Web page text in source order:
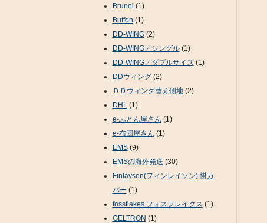
Brunei (1)
Buffon (1)
DD-WING(2)
DD-WING／シングル(1)
DD-WING／ダブルサイズ(1)
DDウィング(2)
ＤＤウィング替え側地(2)
DHL(1)
e-ふとん屋さん (1)
e-布団屋さん (1)
EMS(9)
EMSの海外発送 (30)
Finlayson(フィンレイソン) 掛カ
バー (1)
fossflakes フォスフレイクス (1)
GELTRON (1)